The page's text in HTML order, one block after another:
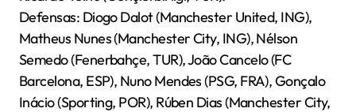
Defensas: Diogo Dalot (Manchester United, ING),
Matheus Nunes (Manchester City, ING), Nélson
Semedo (Fenerbahçe, TUR), João Cancelo (FC
Barcelona, ESP), Nuno Mendes (PSG, FRA), Gonçalo
Inácio (Sporting, POR), Rúben Dias (Manchester City,